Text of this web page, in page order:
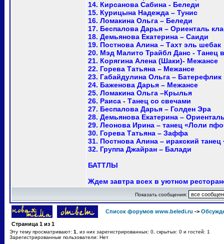
14. Кирсанова Сабина - Беледи
15. Курицына Надежда – Тунис
16. Ломакина Ольга – Беледи
17. Беспалова Дарья – Ориенталь
18. Демьянова Екатерина – Саиди
19. Постнова Алина – Тахт эль шебак
20. Мэд Малито Трайбл Данс - Танец
21. Корягина Алена (Шаки)- Межансе
22. Горева Татьяна – Межансе
23. Габайдулина Ольга – Батерефлик
24. Баженова Дарья – Межансе
25. Ломакина Ольга –Крылья
26. Раиса - Танец со свечами
27. Беспалова Дарья – Голден Эра
28. Демьянова Екатерина –
29. Леонова Ирина – танец «Лоли
30. Горева Татьяна – Заффа
31. Постнова Алина – иракский танец
32. Группа Джайран – Балади
БАТТЛЫ
Ждем завтра всех в уютном
Показать сообщения:
Список форумов www.beledi.ru ->
Страница 1 из 1
Эту тему просматривают: 1
, из них зарегистрированных: 0, скрытых: 0 и гостей: 1
Зарегистрированные пользователи: Нет